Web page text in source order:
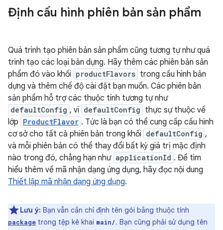
Định cấu hình phiên bản sản phẩm
Quá trình tạo phiên bản sản phẩm cũng tương tự như quá
trình tạo các loại bản dựng. Hãy thêm các phiên bản sản
phẩm đó vào khối productFlavors trong cấu hình bản
dựng và thêm chế độ cài đặt bạn muốn. Các phiên bản
sản phẩm hỗ trợ các thuộc tính tương tự như
defaultConfig , vì defaultConfig thực sự thuộc về
lớp ProductFlavor . Tức là bạn có thể cung cấp cấu hình
cơ sở cho tất cả phiên bản trong khối defaultConfig ,
và mỗi phiên bản có thể thay đổi bất kỳ giá trị mặc định
nào trong đó, chẳng hạn như applicationId . Để tìm
hiểu thêm về mã nhận dạng ứng dụng, hãy đọc nội dung
Thiết lập mã nhận dạng ứng dụng.
Lưu ý: Bạn vẫn cần chỉ định tên gói bằng thuộc tính
package trong tệp kê khai main/. Bạn cũng phải sử dụng tên